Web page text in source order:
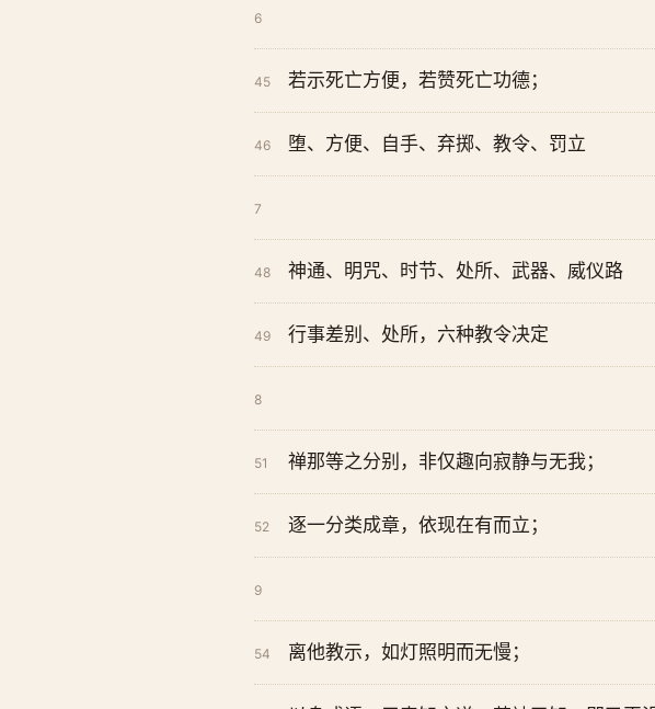
6
45 若示死亡方便，若赞死亡功德；
46 堕、方便、自手、弃掷、教令、罚立
7
48 神通、明咒、时节、处所、武器、威仪路
49 行事差别、处所，六种教令决定
8
51 禅那等之分别，非仅趣向寂静与无我；
52 逐一分类成章，依现在有而立；
9
54 离他教示，如灯照明而无慢；